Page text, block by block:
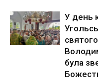
У день
була